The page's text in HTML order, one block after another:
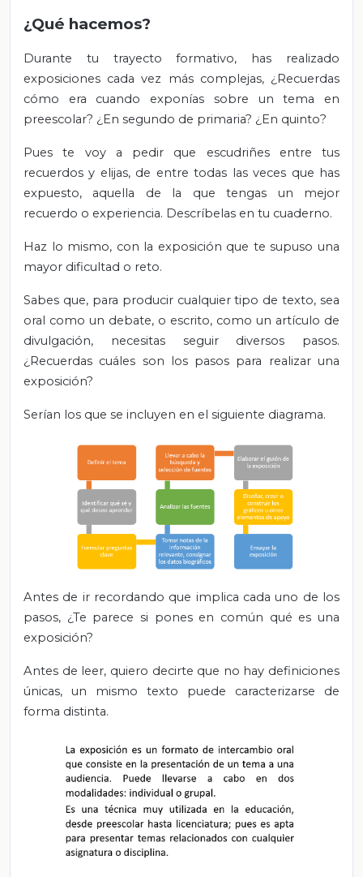
¿Qué hacemos?
Durante tu trayecto formativo, has realizado
exposiciones cada vez más complejas, ¿Recuerdas
cómo era cuando exponías sobre un tema en
preescolar? ¿En segundo de primaria? ¿En quinto?
Pues te voy a pedir que escudriñes entre tus
recuerdos y elijas, de entre todas las veces que has
expuesto, aquella de la que tengas un mejor
recuerdo o experiencia. Descríbelas en tu cuaderno.
Haz lo mismo, con la exposición que te supuso una
mayor dificultad o reto.
Sabes que, para producir cualquier tipo de texto, sea
oral como un debate, o escrito, como un artículo de
divulgación, necesitas seguir diversos pasos.
¿Recuerdas cuáles son los pasos para realizar una
exposición?
Serían los que se incluyen en el siguiente diagrama.
Antes de ir recordando que implica cada uno de los
pasos, ¿Te parece si pones en común qué es una
exposición?
Antes de leer, quiero decirte que no hay definiciones
únicas, un mismo texto puede caracterizarse de
forma distinta.